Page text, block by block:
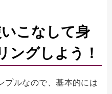
こなして身
ングしよう！
プルなので、基本的には